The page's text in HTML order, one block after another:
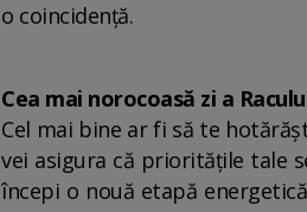
o coincidență.
Cea mai norocoasă zi a
Cel mai bine ar fi să te
vei asigura că prioritățile tale
începi o nouă etapă